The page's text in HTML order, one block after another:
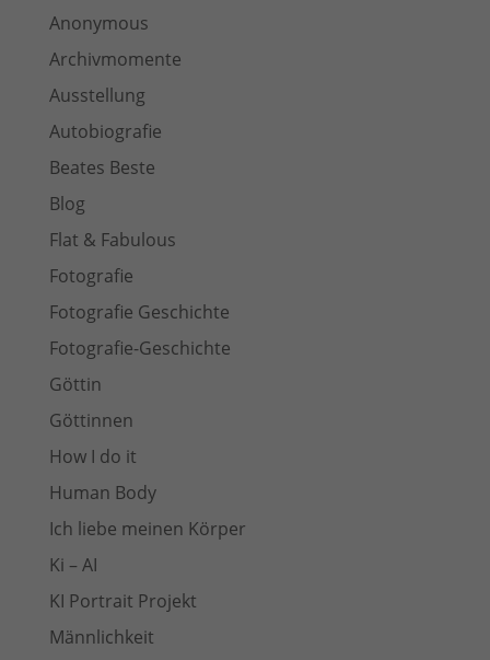
Anonymous
Archivmomente
Ausstellung
Autobiografie
Beates Beste
Blog
Flat & Fabulous
Fotografie
Fotografie Geschichte
Fotografie-Geschichte
Göttin
Göttinnen
How I do it
Human Body
Ich liebe meinen Körper
Ki – AI
KI Portrait Projekt
Männlichkeit